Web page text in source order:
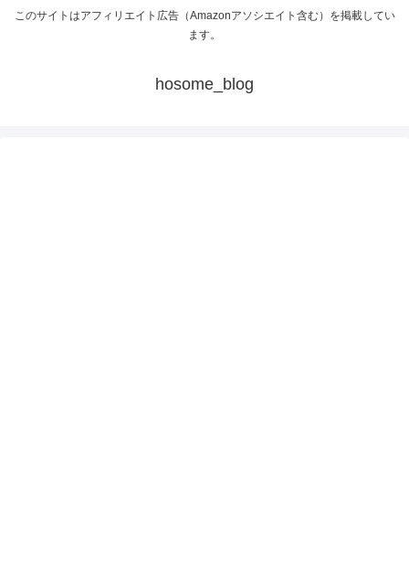
このサイトはアフィリエイト広告（Amazonアソシエイト含む）を掲載してい
ます。
hosome_blog